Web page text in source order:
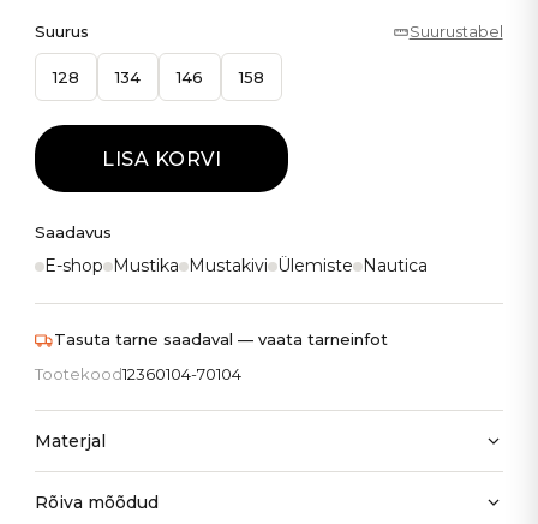
Suurus Suurustabel
128 134 146 158
LISA KORVI
Saadavus
E-shop Mustika Mustakivi Ülemiste Nautica
Tasuta tarne saadaval — vaata tarneinfot
Tootekood12360104-70104
Materjal
Rõiva mõõdud